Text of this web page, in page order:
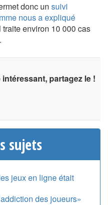
donc un suivi
nous a expliqué
traite environ 10 000 cas
partagez le !
sujets
jeux en ligne était
des joueurs»